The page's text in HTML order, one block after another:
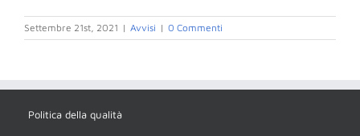
Settembre 21st, 2021 | Avvisi | 0 Commenti
Politica della qualità